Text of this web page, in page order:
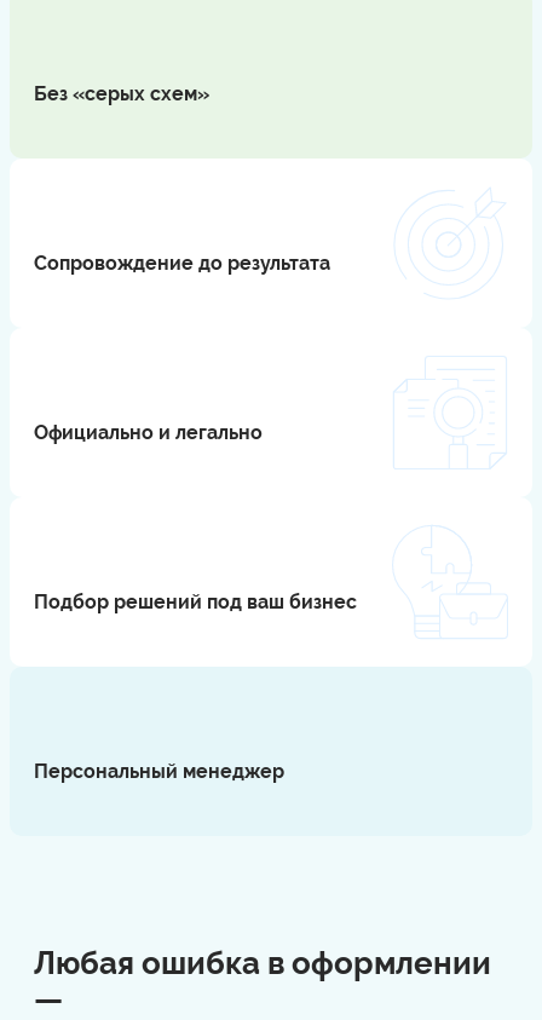
Без «серых схем»
Сопровождение до результата
Официально и легально
Подбор решений под ваш бизнес
Персональный менеджер
Любая ошибка в оформлении
—